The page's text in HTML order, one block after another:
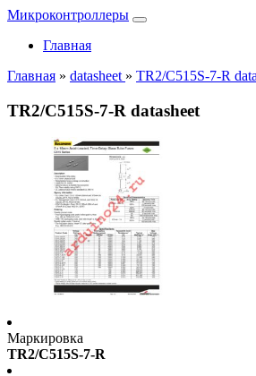
Микроконтроллеры
Главная
Главная » datasheet » TR2/C515S-7-R
TR2/C515S-7-R datasheet
Маркировка
TR2/C515S-7-R